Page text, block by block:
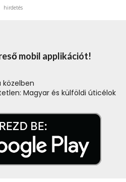
hirdetés
mobil applikációt!
Magyar és külföldi úticélok